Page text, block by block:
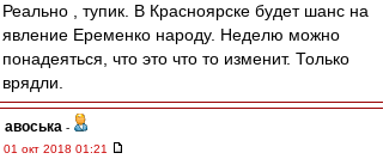
Реально , тупик. В Красноярске будет шанс на
явление Еременко народу. Неделю можно
понадеяться, что это что то изменит. Только
врядли.
авоська -
01 окт 2018 01:21